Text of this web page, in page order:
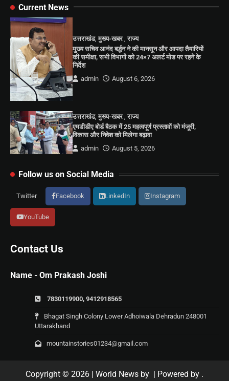
Current News
उत्तराखंड,मुख्य-खबर,राज्य
मुख्य सचिव आनंद बर्द्धन ने की मानसून और आपदा तैयारियों
की समीक्षा, सभी विभागों को 24×7 अलर्ट मोड पर रहने के
निर्देश
admin
August 6, 2026
उत्तराखंड,मुख्य-खबर,राज्य
एमडीडीए बोर्ड बैठक में 25 महत्वपूर्ण प्रस्तावों को मंजूरी,
विकास और निवेश को मिलेगा बढ़ावा
admin
August 5, 2026
Follow us on Social Media
Twitter Facebook LinkedIn Instagram
YouTube
Contact Us
Name - Om Prakash Joshi
7830119900, 9412918565
Bhagat Singh Colony Lower Adhoiwala Dehradun 248001
Uttarakhand
mountainstories01234@gmail.com
Copyright © 2026 | World News by | Powered by .